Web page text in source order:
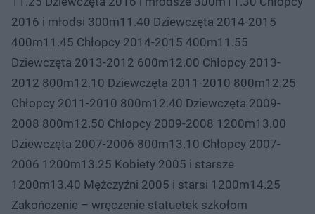
2016 i młodsi 300m11.40 Dziewczęta 2014-2015
400m11.45 Chłopcy 2014-2015 400m11.55
Dziewczęta 2013-2012 600m12.00 Chłopcy 2013-
2012 800m12.10 Dziewczęta 2011-2010 800m12.25
Chłopcy 2011-2010 800m12.40 Dziewczęta 2009-
2008 800m12.50 Chłopcy 2009-2008 1200m13.00
Dziewczęta 2007-2006 800m13.10 Chłopcy 2007-
2006 1200m13.25 Kobiety 2005 i starsze
1200m13.40 Mężczyźni 2005 i starsi 1200m14.25
Zakończenie – wręczenie statuetek szkołom